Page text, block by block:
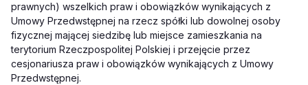
prawnych) wszelkich praw i obowiązków wynikających z
Umowy Przedwstępnej na rzecz spółki lub dowolnej osoby
fizycznej mającej siedzibę lub miejsce zamieszkania na
terytorium Rzeczpospolitej Polskiej i przejęcie przez
cesjonariusza praw i obowiązków wynikających z Umowy
Przedwstępnej.